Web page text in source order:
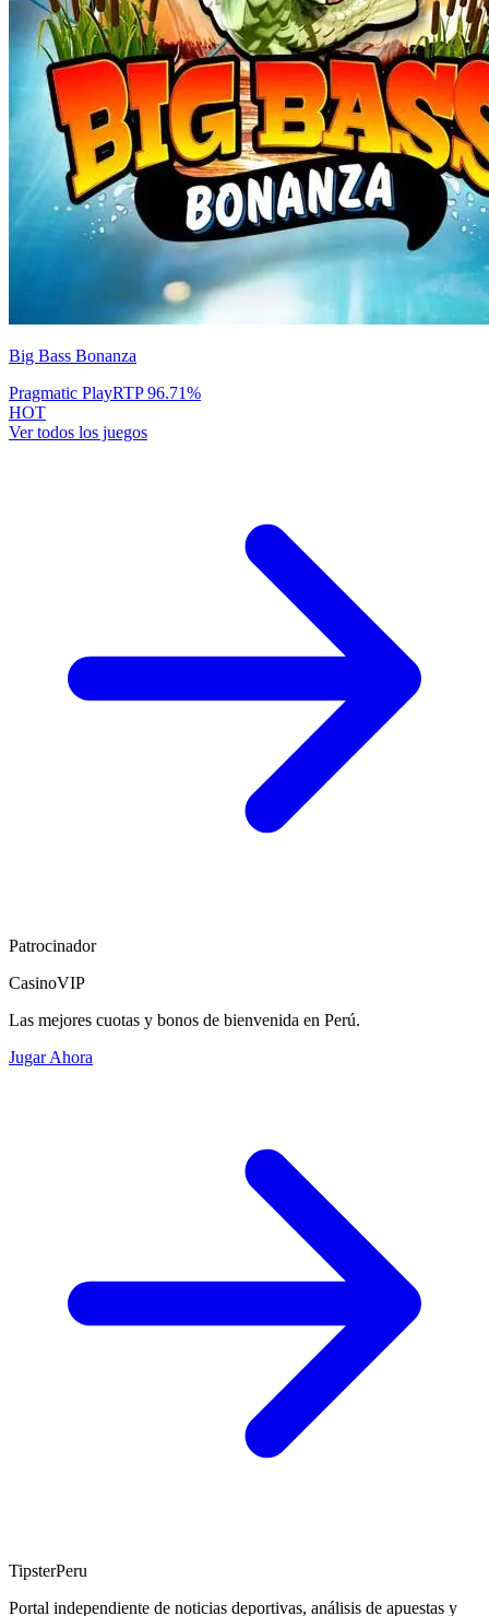
Big Bass Bonanza
Pragmatic PlayRTP96.71%
HOT
Ver todos los juegos
Patrocinador
CasinoVIP
Las mejores cuotas y bonos de bienvenida en Perú.
Jugar Ahora
TipsterPeru
Portal independiente de noticias deportivas, análisis de apuestas y